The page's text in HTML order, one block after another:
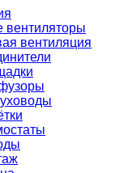
вентиляция